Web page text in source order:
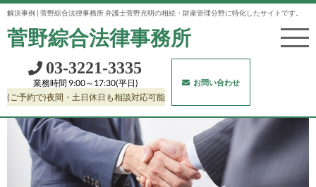
解決事例 | 菅野綜合法律事務所 弁護士菅野光明の相続・財産管理分野に特化したサイトです。
菅野綜合法律事務所
03‐3221‐3335
業務時間 9:00～17:30(平日)
(ご予約で)夜間・土日休日も相談対応可能
お問い合わせ